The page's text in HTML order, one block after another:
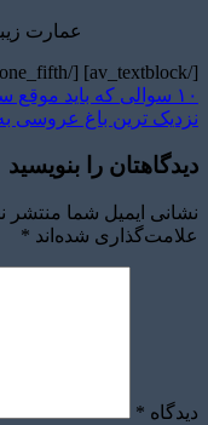
عمارت
[/av_textblock] [/av_one_fifth]
۱۰ سوالی که باید موقع سفارش کیک عروسی از قناد بپرسید
نزدیک ترین باغ عروسی
دیدگاهتان را بنویسید
نشانی ایمیل شما منتشر
علامت‌گذاری شده‌اند *
دیدگاه *